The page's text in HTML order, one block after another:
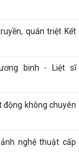
quán triệt Kết
binh - Liệt sĩ
động không chuyên
nghệ thuật cấp